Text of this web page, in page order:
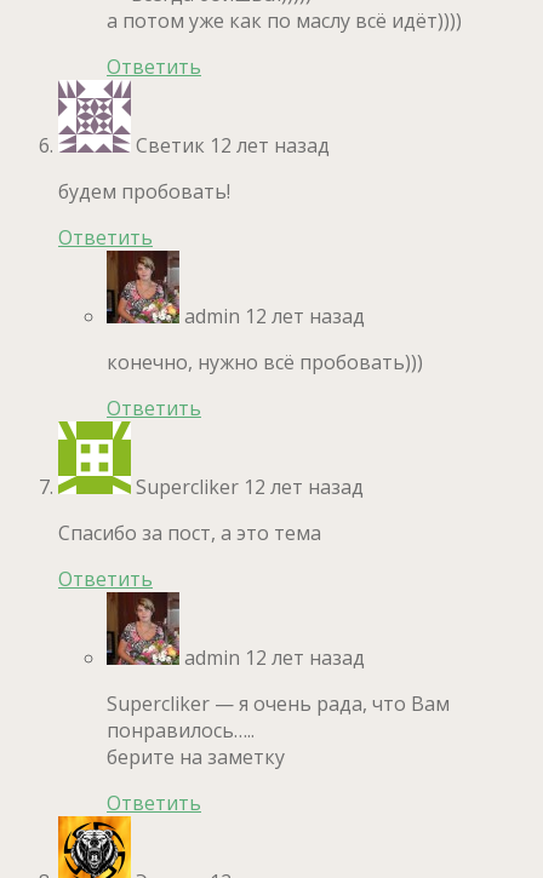
а потом уже как по маслу всё идёт))))
Ответить
Светик 12 лет назад
будем пробовать!
Ответить
admin 12 лет назад
конечно, нужно всё пробовать)))
Ответить
Supercliker 12 лет назад
Спасибо за пост, а это тема
Ответить
admin 12 лет назад
Supercliker — я очень рада, что Вам
понравилось…..
берите на заметку
Ответить